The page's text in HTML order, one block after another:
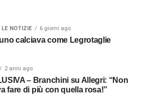
NOTIZIE 6 giorni ago
calciava come Legrotaglie
2 anni ago
– Branchini su Allegri: “Non
fare di più con quella rosa!”